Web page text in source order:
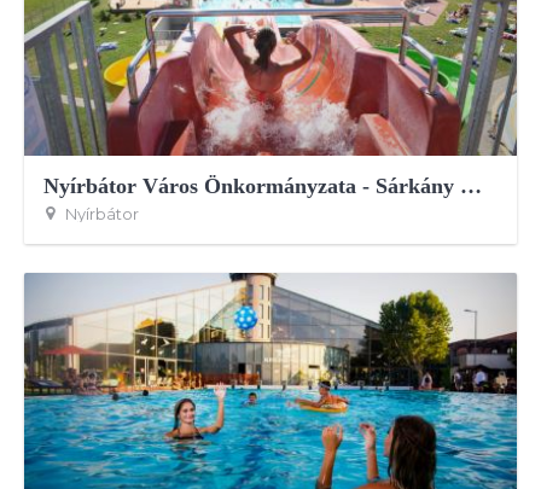
Nyírbátor Város Önkormányzata - Sárkány Wellness és Gyógyfürdő
Nyírbátor